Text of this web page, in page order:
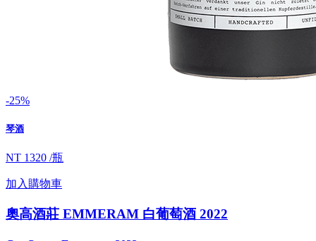
-25%
琴酒
NT 1320 /瓶
加入購物車
奧高酒莊 EMMERAM 白葡萄酒 2022